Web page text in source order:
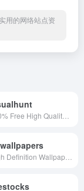
用的网络站点资